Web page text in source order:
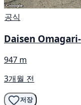
공식
Daisen
947 m
3개월 전
저장